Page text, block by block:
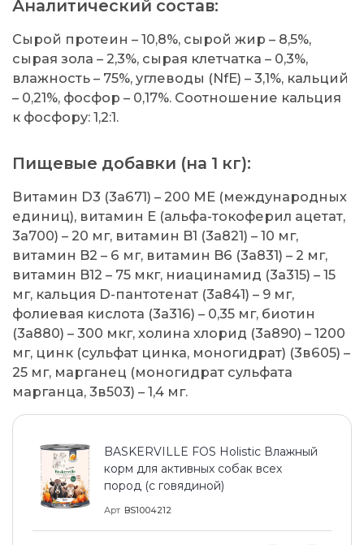
Аналитический состав:
Сырой протеин – 10,8%, сырой жир – 8,5%,
сырая зола – 2,3%, сырая клетчатка – 0,3%,
влажность – 75%, углеводы (NfE) – 3,1%, кальций
– 0,21%, фосфор – 0,17%. Соотношение кальция
к фосфору: 1,2:1.
Пищевые добавки (на 1 кг):
Витамин D3 (3а671) – 200 МЕ (международных
единиц), витамин Е (альфа-токоферил ацетат,
3а700) – 20 мг, витамин B1 (3а821) – 10 мг,
витамин B2 – 6 мг, витамин B6 (3а831) – 2 мг,
витамин B12 – 75 мкг, ниацинамид (3а315) – 15
мг, кальция D-пантотенат (3а841) – 9 мг,
фолиевая кислота (3а316) – 0,35 мг, биотин
(3а880) – 300 мкг, холина хлорид (3а890) – 1200
мг, цинк (сульфат цинка, моногидрат) (3в605) –
25 мг, марганец (моногидрат сульфата
марганца, 3в503) – 1,4 мг.
BASKERVILLE FOS Holistic Влажный
корм для активных собак всех
пород (с говядиной)
Арт BS1004212